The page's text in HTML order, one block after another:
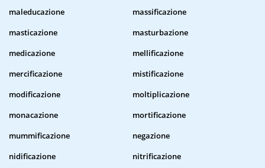
maleducazione
massificazione
masticazione
masturbazione
medicazione
mellificazione
mercificazione
mistificazione
modificazione
moltiplicazione
monacazione
mortificazione
mummificazione
negazione
nidificazione
nitrificazione